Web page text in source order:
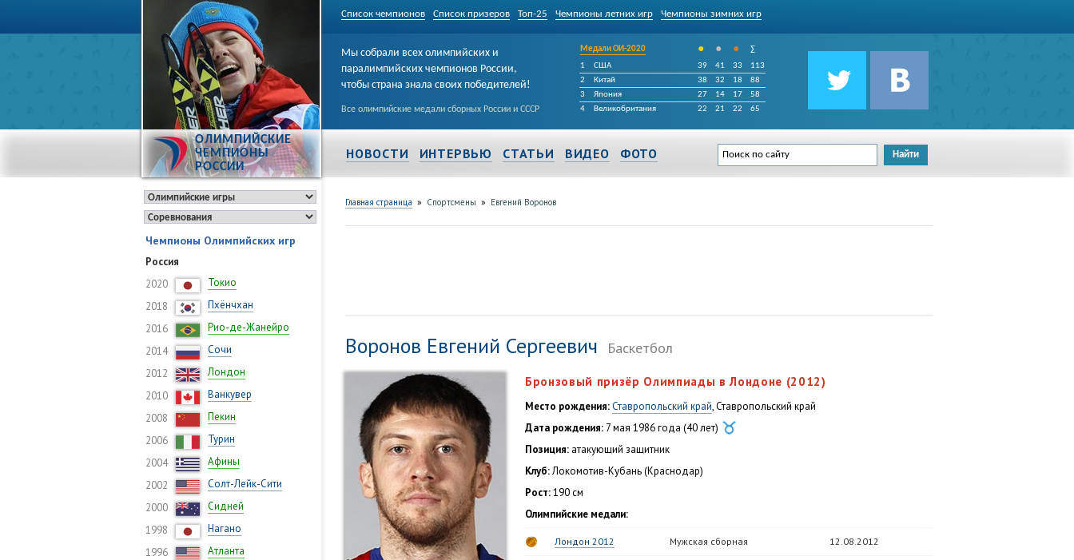
Список чемпионов Список призеров Топ-25 Чемпионы летних игр Чемпионы зимних игр
ОЛИМПИЙСКИЕ
ЧЕМПИОНЫ
РОССИИ
Мы собрали всех олимпийских и
паралимпийских чемпионов России,
чтобы страна знала своих победителей!
Все олимпийские медали сборных России и СССР
Медали ОИ-2020 • • •
∑
1
США 39 41 33
113
2
Китай 38 32 18
88
3
Япония 27 14 17
58
4
Великобритания 22 21 22 65
НОВОСТИ ИНТЕРВЬЮ СТАТЬИ ВИДЕО ФОТО
Чемпионы Олимпийских игр
Россия
2020
Токио
2018
Пхёнчхан
2016
Рио-де-Жанейро
2014
Сочи
2012
Лондон
2010
Ванкувер
2008
Пекин
2006
Турин
2004
Афины
2002
Солт-Лейк-Сити
2000
Сидней
1998
Нагано
1996
Атланта
Главная страница » Спортсмены » Евгений Воронов
Воронов Евгений Сергеевич Баскетбол
Бронзовый призёр Олимпиады в Лондоне (2012)
Место рождения:Ставропольский край, Ставропольский край
Дата рождения: 7 мая 1986 года (40 лет)
Позиция: атакующий защитник
Клуб:Локомотив-Кубань (Краснодар)
Рост:190 см
Олимпийские медали:
Лондон 2012 Мужская сборная 12.08.2012